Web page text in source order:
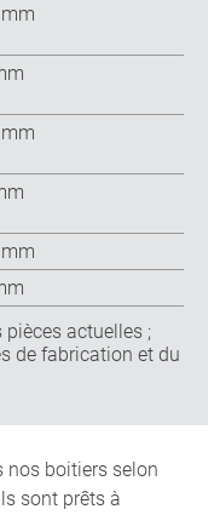
pièces actuelles ;
de fabrication et du
nos boitiers selon
sont prêts à